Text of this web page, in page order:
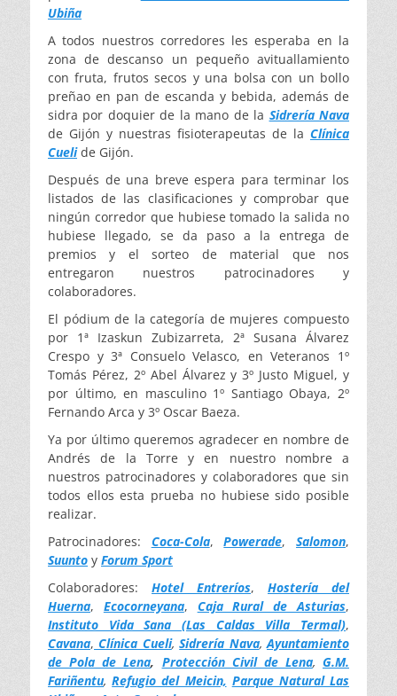
Ubiña
A todos nuestros corredores les esperaba en la
zona de descanso un pequeño avituallamiento
con fruta, frutos secos y una bolsa con un bollo
preñao en pan de escanda y bebida, además de
sidra por doquier de la mano de la Sidrería Nava
de Gijón y nuestras fisioterapeutas de la Clínica
Cuelide Gijón.
Después de una breve espera para terminar los
listados de las clasificaciones y comprobar que
ningún corredor que hubiese tomado la salida no
hubiese llegado, se da paso a la entrega de
premios y el sorteo de material que nos
entregaron nuestros patrocinadores y
colaboradores.
El pódium de la categoría de mujeres compuesto
por 1ª Izaskun Zubizarreta, 2ª Susana Álvarez
Crespo y 3ª Consuelo Velasco, en Veteranos 1º
Tomás Pérez, 2º Abel Álvarez y 3º Justo Miguel, y
por último, en masculino 1º Santiago Obaya, 2º
Fernando Arca y 3º Oscar Baeza.
Ya por último queremos agradecer en nombre de
Andrés de la Torre y en nuestro nombre a
nuestros patrocinadores y colaboradores que sin
todos ellos esta prueba no hubiese sido posible
realizar.
Patrocinadores: Coca-Cola,Powerade,Salomon,
Suunto y Forum Sport
Colaboradores: Hotel Entreríos, Hostería del
Huerna, Ecocorneyana, Caja Rural de Asturias,
Instituto Vida Sana (Las Caldas Villa Termal),
Cavana, Clínica Cueli,Sidrería Nava,Ayuntamiento
de Pola de Lena, Protección Civil de Lena, G.M.
Fariñentu,Refugio del Meicin, Parque Natural Las